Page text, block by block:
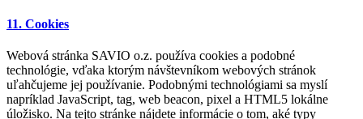
11. Cookies
Webová stránka SAVIO o.z. používa cookies a podobné
technológie, vďaka ktorým návštevníkom webových stránok
uľahčujeme jej používanie. Podobnými technológiami sa myslí
napríklad JavaScript, tag, web beacon, pixel a HTML5 lokálne
úložisko. Na tejto stránke nájdete informácie o tom, aké typy